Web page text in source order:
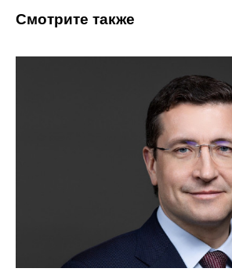
Смотрите также